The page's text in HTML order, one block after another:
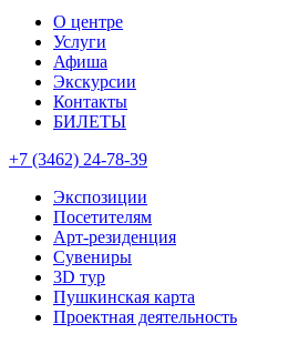
О центре
Услуги
Афиша
Экскурсии
Контакты
БИЛЕТЫ
+7 (3462) 24-78-39
Экспозиции
Посетителям
Арт-резиденция
Сувениры
3D тур
Пушкинская карта
Проектная деятельность